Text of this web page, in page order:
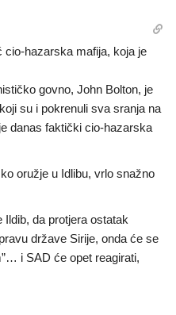
cio-hazarska mafija, koja je
govno, John Bolton, je
su i pokrenuli sva sranja na
danas faktički cio-hazarska
oružje u Idlibu, vrlo snažno
da protjera ostatak
države Sirije, onda će se
i SAD će opet reagirati,